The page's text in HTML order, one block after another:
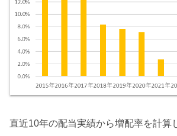
直近10年の配当実績から増配率を計算